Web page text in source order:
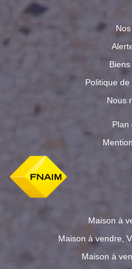
Politique
Nous
Plan
Maison à
Maison à vendre,
Maison à